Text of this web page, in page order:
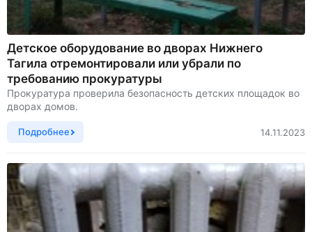
Детское оборудование во дворах Нижнего
Тагила отремонтировали или убрали по
требованию прокуратуры
Прокуратура проверила безопасность детских площадок во
дворах домов.
Подробнее 14.11.2023